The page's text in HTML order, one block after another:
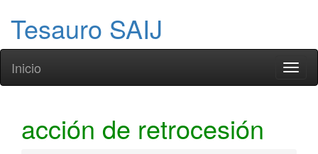
Tesauro SAIJ
Inicio
acción de retrocesión